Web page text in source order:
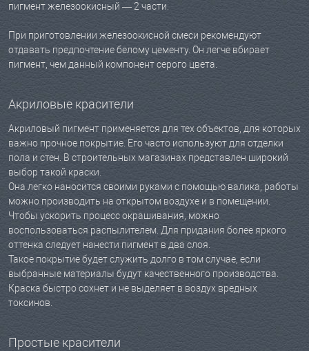
пигмент железоокисный — 2 части.
При приготовлении железоокисной смеси рекомендуют
отдавать предпочтение белому цементу. Он легче вбирает
пигмент, чем данный компонент серого цвета.
Акриловые красители
Акриловый пигмент применяется для тех объектов, для которых
важно прочное покрытие. Его часто используют для отделки
пола и стен. В строительных магазинах представлен широкий
выбор такой краски.
Она легко наносится своими руками с помощью валика, работы
можно производить на открытом воздухе и в помещении.
Чтобы ускорить процесс окрашивания, можно
воспользоваться распылителем. Для придания более яркого
оттенка следует нанести пигмент в два слоя.
Такое покрытие будет служить долго в том случае, если
выбранные материалы будут качественного производства.
Краска быстро сохнет и не выделяет в воздух вредных
токсинов.
Простые красители